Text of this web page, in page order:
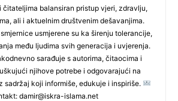
balansiran pristup vjeri, zdravlju,
ali i aktuelnim društvenim dešavanjima.
usmjerene su ka širenju tolerancije,
među ljudima svih generacija i uvjerenja.
sarađuje s autorima, čitaocima i
njihove potrebe i odgovarajući na
sadržaj koji informiše, edukuje i inspiriše.
damir@iskra-islama.net